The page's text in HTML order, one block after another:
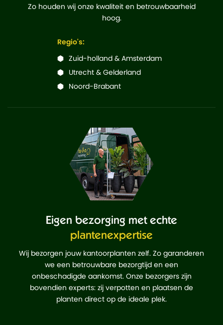
Zo houden wij onze kwaliteit en betrouwbaarheid
hoog.
Regio's:
Zuid-holland & Amsterdam
Utrecht & Gelderland
Noord-Brabant
Eigen bezorging met echte
plantenexpertise
Wij bezorgen jouw kantoorplanten zelf. Zo garanderen
we een betrouwbare bezorgtijd en een
onbeschadigde aankomst. Onze bezorgers zijn
bovendien experts: zij verpotten en plaatsen de
planten direct op de ideale plek.